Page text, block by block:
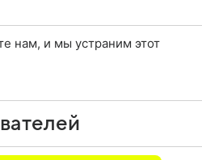
нам, и мы устраним этот